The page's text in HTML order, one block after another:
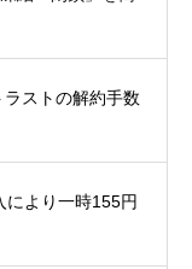
ストの解約手数
より一時155円